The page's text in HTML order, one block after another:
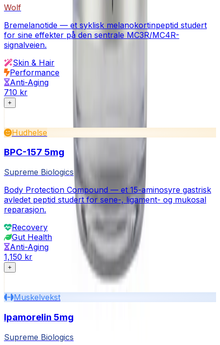
Wolf
Bremelanotide — et syklisk melanokortinpeptid studert
for sine effekter på den sentrale MC3R/MC4R-
signalveien.
Skin & Hair
Performance
Anti-Aging
710 kr
+
Hudhelse
BPC-157 5mg
Supreme Biologics
Body Protection Compound — et 15-aminosyre gastrisk
avledet peptid studert for sene-, ligament- og mukosal
reparasjon.
Recovery
Gut Health
Anti-Aging
1,150 kr
+
Muskelvekst
Ipamorelin 5mg
Supreme Biologics